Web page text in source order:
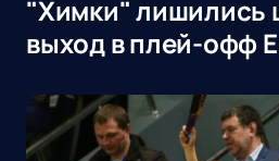
"Химки" лишились
выход в плей-офф